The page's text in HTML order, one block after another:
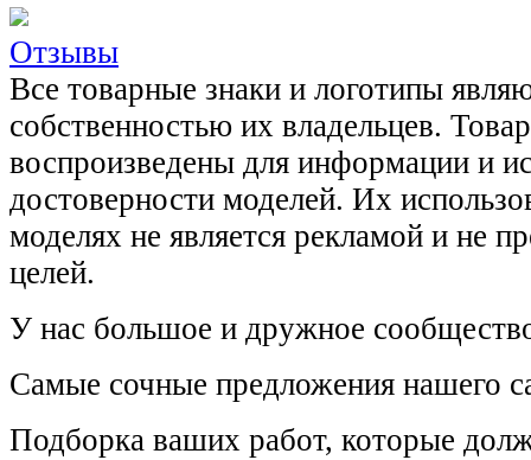
Отзывы
Все товарные знаки и логотипы
собственностью их владельцев.
воспроизведены для информации и
достоверности моделей. Их
моделях не является рекламой и не
целей.
У нас большое и дружное
Самые сочные предложения нашего
Подборка ваших работ, которые